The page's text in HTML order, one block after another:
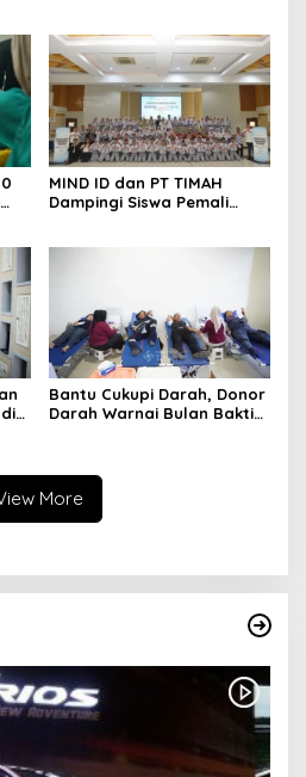
Mata
MIND ID dan PT TIMAH
Dampingi Siswa Pemali
Bantu Cukupi Darah, Donor
Darah Warnai Bulan Bakti
More